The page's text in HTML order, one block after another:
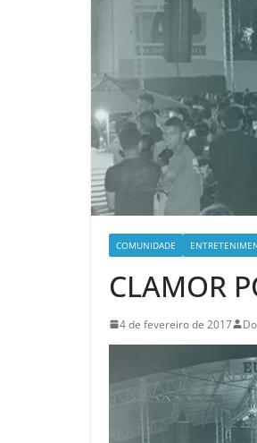
COMUNIDADE
CLAMOR
4 de fevereiro de 2017